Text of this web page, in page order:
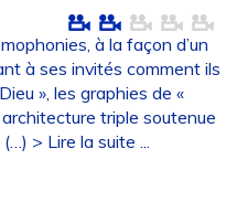
à la façon d’un
à ses invités comment ils
», les graphies de «
triple soutenue
(…) > Lire la suite ...